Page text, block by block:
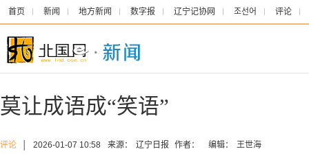
首页 新闻 地方新闻 数字报 辽宁记协网 조선어 评论
莫让成语成“笑语”
评论 2026-01-07 10:58 来源： 辽宁日报 作者： 编辑： 王世海